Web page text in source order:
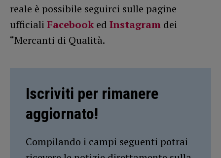
reale è possibile seguirci sulle pagine
ufficiali Facebook ed Instagram dei
“Mercanti di Qualità.
Iscriviti per rimanere
aggiornato!
Compilando i campi seguenti potrai